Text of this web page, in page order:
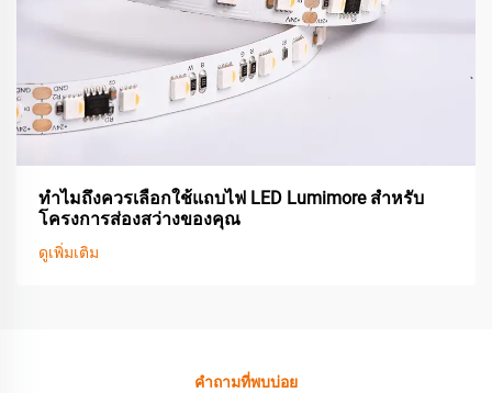
ทำไมถึงควรเลือกใช้แถบไฟ LED Lumimore สำหรับ
โครงการส่องสว่างของคุณ
ดูเพิ่มเติม
คำถามที่พบบ่อย